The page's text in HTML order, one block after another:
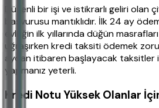
Düzenli bir işi ve istikrarlı geliri olan
başvurusu mantıklıdır. İlk 24 ay
evliliğin ilk yıllarında düğün
uğraşırken kredi taksiti ödemek
aydan itibaren başlayacak taksitler
yapmanız yeterli.
Kredi Notu Yüksek Olanlar